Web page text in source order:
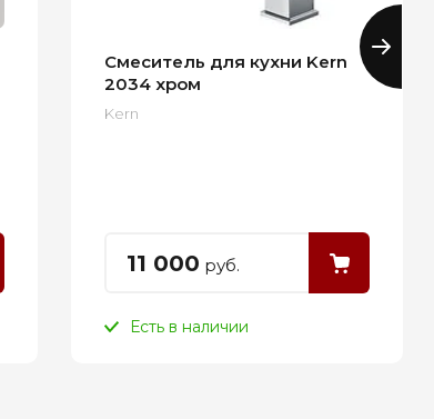
Смеситель для кухни Kern
2034 хром
Kern
11 000 руб.
Есть в наличии